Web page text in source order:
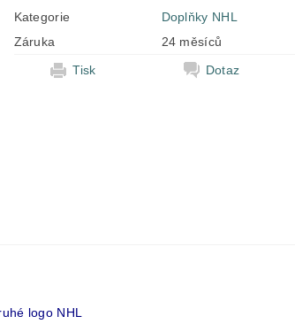
Kategorie
Doplňky NHL
Záruka
24 měsíců
Tisk
Dotaz
logo NHL